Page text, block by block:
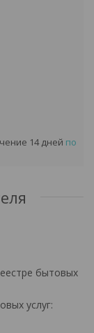
14 дней по
бытовых
услуг: